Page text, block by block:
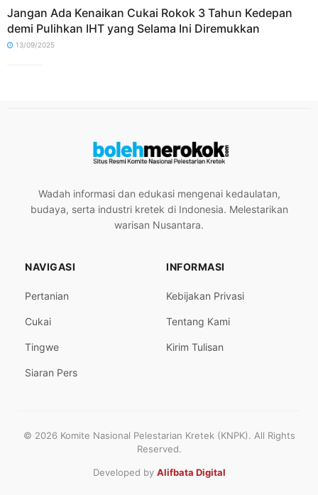
Jangan Ada Kenaikan Cukai Rokok 3 Tahun Kedepan
demi Pulihkan IHT yang Selama Ini Diremukkan
13/09/2025
Wadah informasi dan edukasi mengenai kedaulatan,
budaya, serta industri kretek di Indonesia. Melestarikan
warisan Nusantara.
NAVIGASI
Pertanian
Cukai
Tingwe
Siaran Pers
INFORMASI
Kebijakan Privasi
Tentang Kami
Kirim Tulisan
© 2026 Komite Nasional Pelestarian Kretek (KNPK). All Rights
Reserved.
Developed by Alifbata Digital